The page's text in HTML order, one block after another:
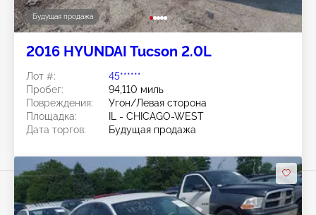
Будущая продажа
2016 HYUNDAI Tucson 2.0L
Лот #:
45******
Пробег:
94,110 миль
Повреждения:
Угон/Левая сторона
Площадка:
IL - CHICAGO-WEST
Дата торгов:
Будущая продажа